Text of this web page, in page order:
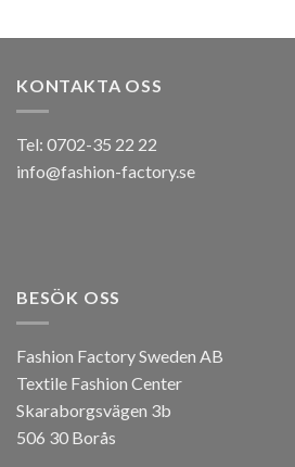
KONTAKTA OSS
Tel: 0702-35 22 22
info@fashion-factory.se
BESÖK OSS
Fashion Factory Sweden AB
Textile Fashion Center
Skaraborgsvägen 3b
506 30 Borås